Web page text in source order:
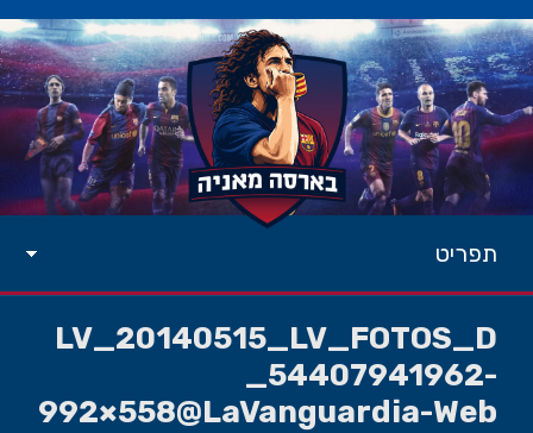
תפריט
LV_20140515_LV_FOTOS_D
_54407941962-
992×558@LaVanguardia-Web